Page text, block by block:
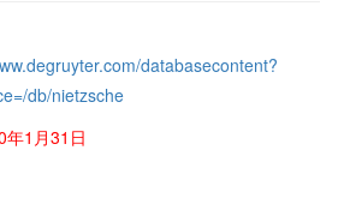
databasecontent?
db/nietzsche
年1月31日